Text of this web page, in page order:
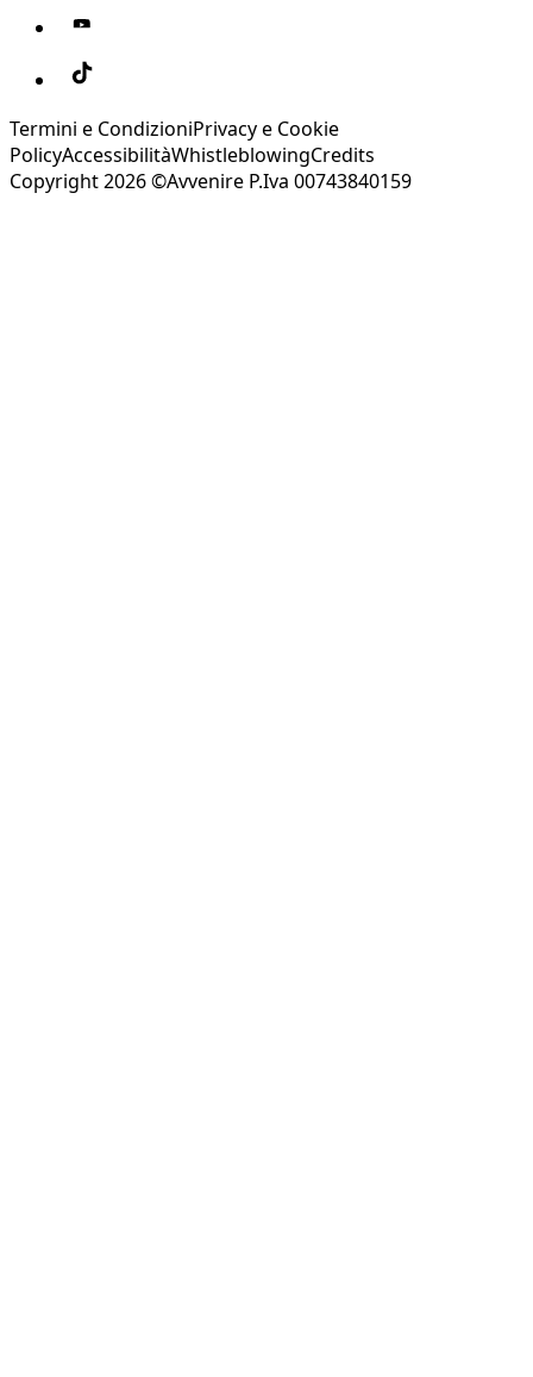
Termini e CondizioniPrivacy e Cookie
PolicyAccessibilitàWhistleblowingCredits
Copyright 2026 ©Avvenire P.Iva 00743840159